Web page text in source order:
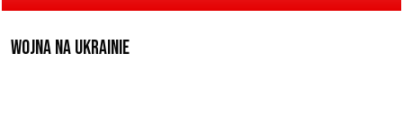
Wojna na Ukrainie